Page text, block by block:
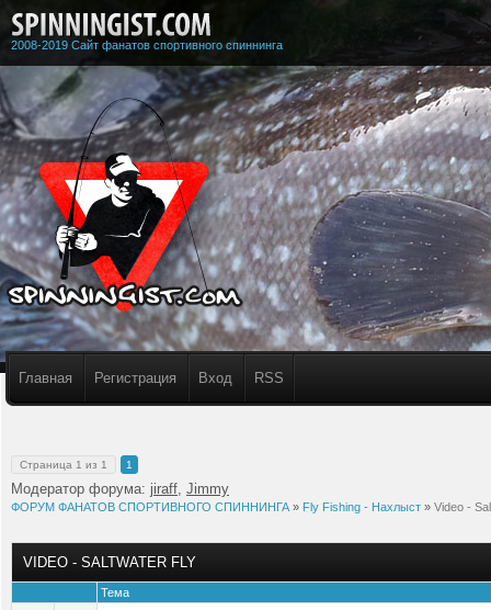
2008-2019 Сайт фанатов спортивного спиннинга
Главная Регистрация Вход RSS
Страница 1 из 1 1
Модератор форума: jiraff, Jimmy
ФОРУМ ФАНАТОВ СПОРТИВНОГО СПИННИНГА » Fly Fishing - Нахлыст » Video -
VIDEO - SALTWATER FLY
Тема